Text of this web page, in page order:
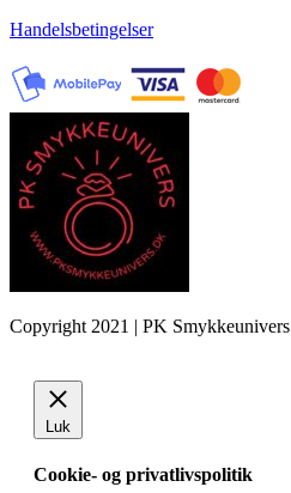
Handelsbetingelser
Copyright 2021 | PK Smykkeunivers
Luk
Cookie- og privatlivspolitik